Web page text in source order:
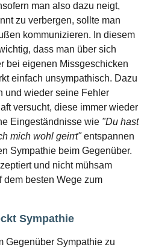
man also dazu neigt,
zu verbergen, sollte man
kommunizieren. In diesem
dass man über sich
bei eigenen Missgeschicken
einfach unsympathisch. Dazu
und wieder seine Fehler
versucht, diese immer wieder
Eingeständnisse wie "Du hast
mich wohl geirrt"entspannen
Sympathie beim Gegenüber.
und nicht mühsam
dem besten Wege zum
Sympathie
Gegenüber Sympathie zu